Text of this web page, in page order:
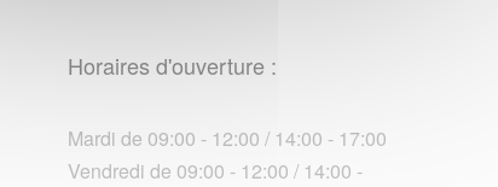
Horaires d'ouverture :
Mardi de 09:00 - 12:00 / 14:00 - 17:00
Vendredi de 09:00 - 12:00 / 14:00 -